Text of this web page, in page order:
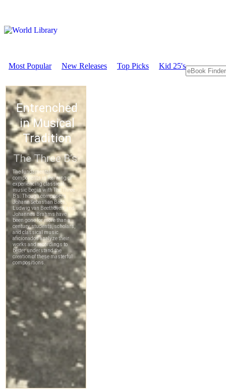
Most Popular New Releases Top Picks Kid 25's